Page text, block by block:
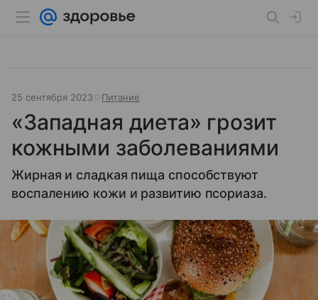
25 сентября 2023 Питание
«Западная диета» грозит
кожными заболеваниями
Жирная и сладкая пища способствуют
воспалению кожи и развитию псориаза.